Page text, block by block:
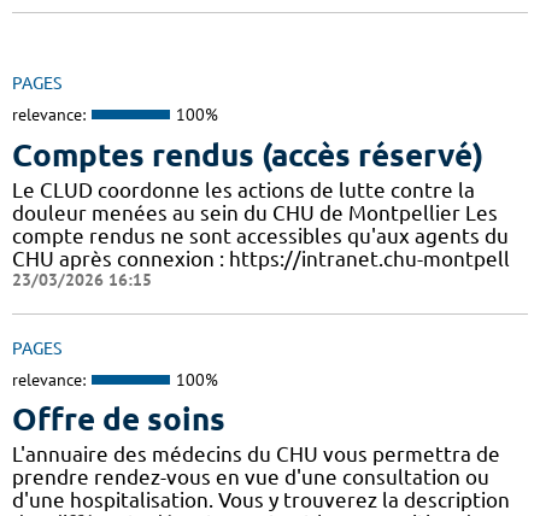
PAGES
relevance: 100%
Comptes rendus (accès réservé)
Le CLUD coordonne les actions de lutte contre la
douleur menées au sein du CHU de Montpellier Les
compte rendus ne sont accessibles qu'aux agents du
CHU après connexion : https://intranet.chu-montpell
23/03/2026 16:15
PAGES
relevance: 100%
Offre de soins
L'annuaire des médecins du CHU vous permettra de
prendre rendez-vous en vue d'une consultation ou
d'une hospitalisation. Vous y trouverez la description